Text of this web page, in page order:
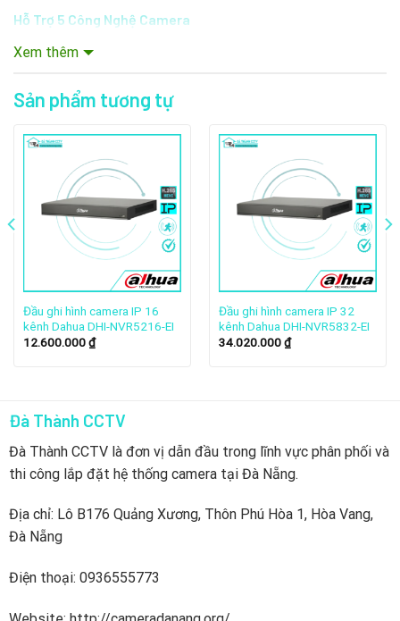
Hỗ Trợ 5 Công Nghệ Camera
Đầu ghi hình 5in1 hỗ trợ HDCVI, AHD, TVI, Analog và IP,
sát.
mang lại sự linh hoạt tối đa.
Ghi Hình Độ Phân Giải 4K Sắc Nét
Hỗ trợ độ phân giải lên đến 4K (8MP) cho chất lượng
hình ảnh rõ nét, trung thực.
Hình ảnh chi tiết, giúp dễ dàng nhận diện đối tượng, biển
số xe hay các sự kiện quan trọng.
Chuẩn Nén H.265+/H.265
Giảm tải hệ thống mà vẫn giữ được chất lượng hình ảnh
Hỗ Trợ Ổ Cứng Dung Lượng Lớn
Hỗ trợ ổ cứng SATA dung lượng tối đa 10TB, giúp lưu
trữ dữ liệu lâu dài.
không lo hết dung lượng.
Xem thêm
Sản phẩm tương tự
Đầu ghi hình camera IP 16
kênh Dahua DHI-NVR5216-EI
12.600.000₫
Đầu ghi hình camera IP 32
kênh Dahua DHI-NVR5832-EI
34.020.000₫
Đà Thành CCTV
Đà Thành CCTV là đơn vị dẫn đầu trong lĩnh vực phân phối và
thi công lắp đặt hệ thống camera tại Đà Nẵng.
Địa chỉ: Lô B176 Quảng Xương, Thôn Phú Hòa 1, Hòa Vang,
Đà Nẵng
Điện thoại: 0936555773